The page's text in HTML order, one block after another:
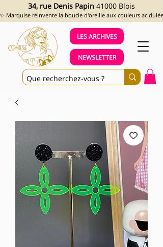
LES ARCHIVES
NEWSLETTER
34, rue Denis Papin 41000 Blois
✨ Marquise réinvente la boucle d'oreille aux couleurs